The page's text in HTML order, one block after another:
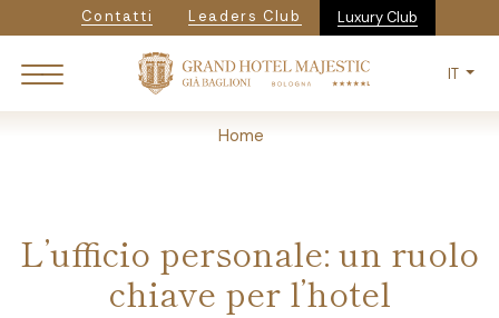
al
contenuto
Navigazione secondaria
Contatti Leaders Club Luxury Club
IT
BreadcrumbHome
L’ufficio personale: un ruolo
chiave per l’hotel